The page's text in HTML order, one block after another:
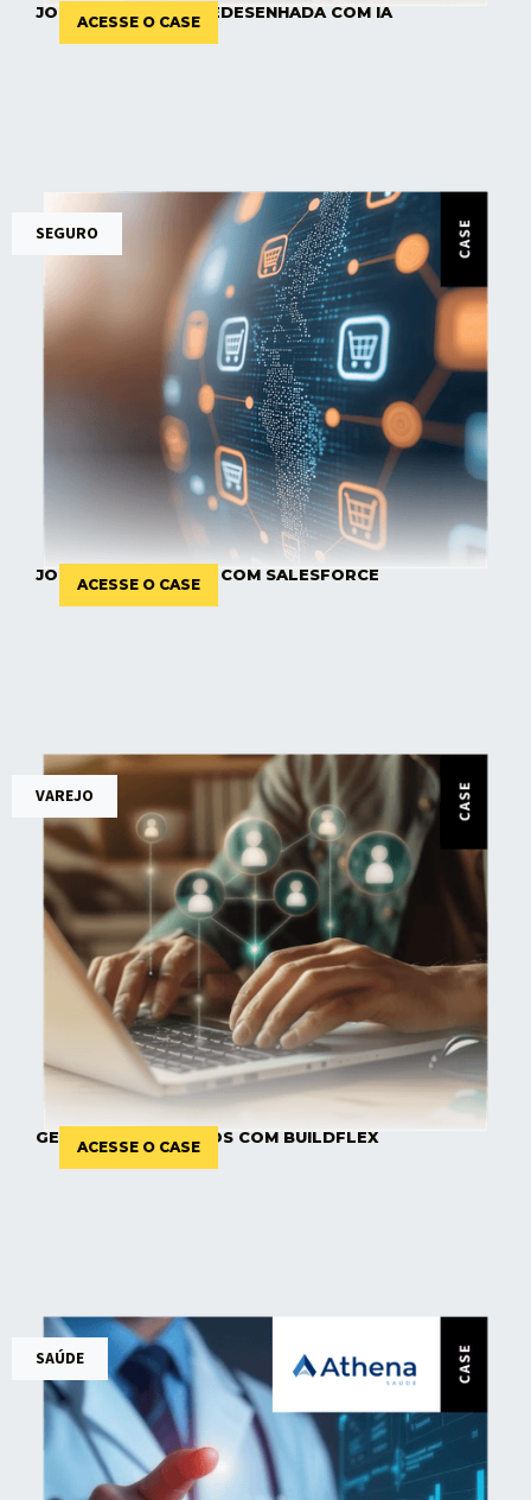
ACESSE O CASE
JORNADA DIGITAL REDESENHADA COM IA
SEGURO
ACESSE O CASE
JORNADA UNIFICADA COM SALESFORCE
VAREJO
ACESSE O CASE
GESTÃO DE AFILIADOS COM BUILDFLEX
SAÚDE